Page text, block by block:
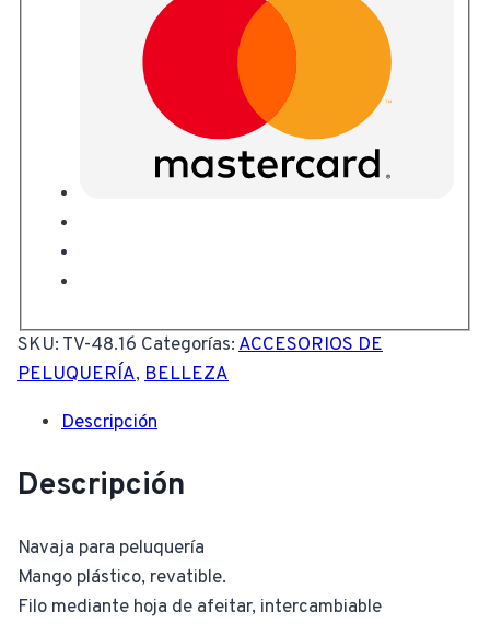
SKU: TV-48.16 Categorías:ACCESORIOS DE
PELUQUERÍA, BELLEZA
Descripción
Descripción
Navaja para peluquería
Mango plástico, revatible.
Filo mediante hoja de afeitar, intercambiable